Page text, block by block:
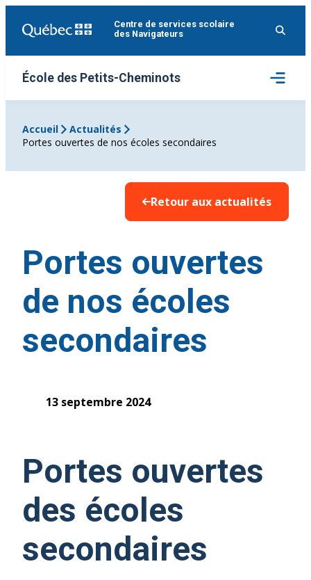
Centre de services scolaire
des Navigateurs
École des Petits-Cheminots
Ouvrir
le
menu
Accueil
Actualités
Portes ouvertes de nos écoles secondaires
Retour aux actualités
Portes ouvertes
de nos écoles
secondaires
13 septembre 2024
Portes ouvertes
des écoles
secondaires